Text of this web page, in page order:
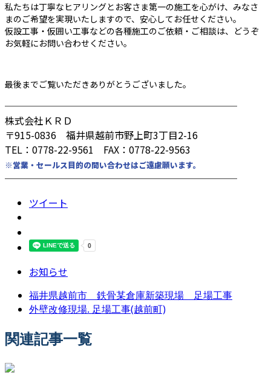
私たちは丁寧なヒアリングとお客さま第一の施工を心がけ、みなさ
まのご希望を実現いたしますので、安心してお任せください。
仮設工事・仮囲い工事などの各種施工のご依頼・ご相談は、どうぞ
お気軽にお問い合わせください。
最後までご覧いただきありがとうございました。
────────────────────────
株式会社ＫＲＤ
〒915-0836 福井県越前市野上町3丁目2-16
TEL：0778-22-9561 FAX：0778-22-9563
※営業・セールス目的の問い合わせはご遠慮願います。
────────────────────────
ツイート
お知らせ
福井県越前市 鉄骨某倉庫新築現場 足場工事
外壁改修現場. 足場工事(越前町)
関連記事一覧